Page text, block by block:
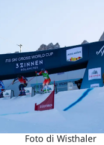
Foto di Wisthaler